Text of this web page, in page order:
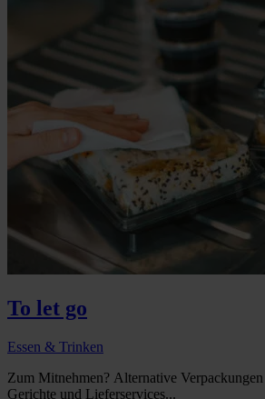
To let go
Essen & Trinken
Zum Mitnehmen? Alternative
Gerichte und Lieferservices...